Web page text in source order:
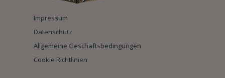
Impressum
Datenschutz
Allgemeine Geschäftsbedingungen
Cookie Richtlinien